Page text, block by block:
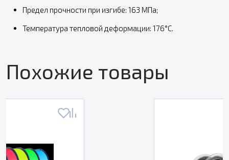
Предел прочности при изгибе: 163 МПа;
Температура тепловой деформации: 176°C.
Похожие товары